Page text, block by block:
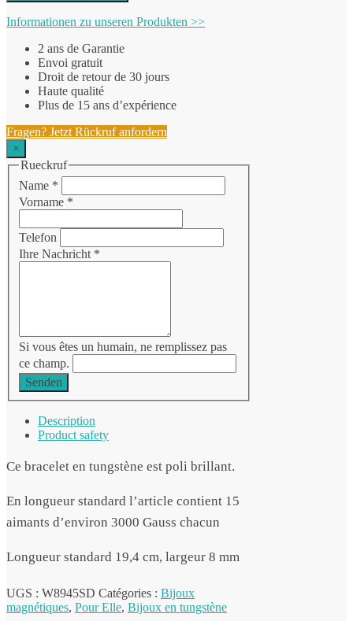
Informationen zu unseren Produkten >>
2 ans de Garantie
Envoi gratuit
Droit de retour de 30 jours
Haute qualité
Plus de 15 ans d’expérience
Fragen? Jetzt Rückruf anfordern
×
Rueckruf
Name *
Vorname *
Telefon
Ihre Nachricht *
Si vous êtes un humain, ne remplissez pas
ce champ.
Senden
Description
Product safety
Ce bracelet en tungstène est poli brillant.
En longueur standard l’article contient 15
aimants d’environ 3000 Gauss chacun
Longueur standard 19,4 cm, largeur 8 mm
UGS : W8945SD Catégories : Bijoux
magnétiques, Pour Elle, Bijoux en tungstène